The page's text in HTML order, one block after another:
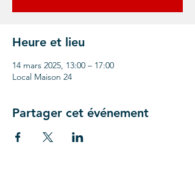
Heure et lieu
14 mars 2025, 13:00 – 17:00
Local Maison 24
Partager cet événement